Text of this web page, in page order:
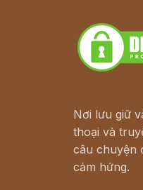
Nơi lưu giữ
thoại và
câu chuyện
cảm hứng.